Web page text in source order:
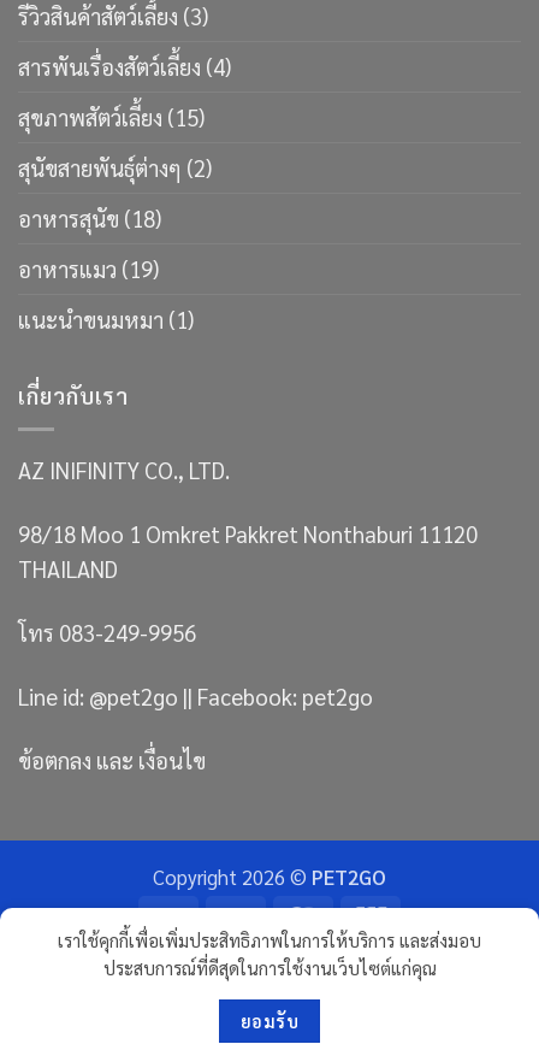
รีวิวสินค้าสัตว์เลี้ยง (3)
สารพันเรื่องสัตว์เลี้ยง (4)
สุขภาพสัตว์เลี้ยง (15)
สุนัขสายพันธ์ุต่างๆ (2)
อาหารสุนัข (18)
อาหารแมว (19)
แนะนำขนมหมา (1)
เกี่ยวกับเรา
AZ INIFINITY CO., LTD.
98/18 Moo 1 Omkret Pakkret Nonthaburi 11120
THAILAND
โทร 083-249-9956
Line id: @pet2go || Facebook: pet2go
ข้อตกลง และ เงื่อนไข
Copyright 2026 © PET2GO
Bank
Transfer
Visa MasterCard
JCB
ขนมแมว
ทรายแมวภูเขาไฟ อัลติเมทพรีเมียม
RAWHIDE ขนมกัดแทะ จากธรรมชาติ
ขนมขัดฟันสุนัข
ขนมสุนัขจากเนื้อปลา
ปลาเส้น หมาแมว
สันในไก่อบแห้ง
เราใช้คุกกี้เพื่อเพิ่มประสิทธิภาพในการให้บริการ และส่งมอบ
ประสบการณ์ที่ดีสุดในการใช้งานเว็บไซต์แก่คุณ